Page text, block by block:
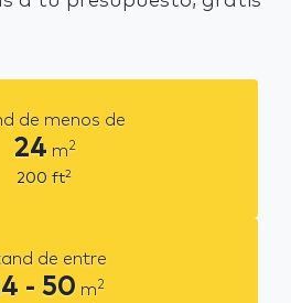
de menos de
24 m2
200 ft2
de entre
- 50 m2